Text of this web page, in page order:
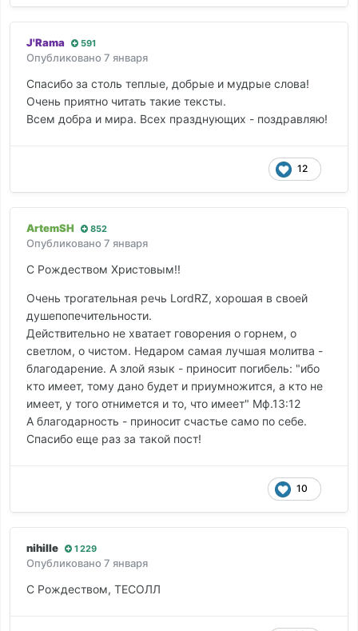
J'Rama 591
Опубликовано 7 января
Спасибо за столь теплые, добрые и мудрые слова!
Очень приятно читать такие тексты.
Всем добра и мира. Всех празднующих - поздравляю!
12
ArtemSH 852
Опубликовано 7 января
С Рождеством Христовым!!
Очень трогательная речь LordRZ, хорошая в своей
душепопечительности.
Действительно не хватает говорения о горнем, о
светлом, о чистом. Недаром самая лучшая молитва -
благодарение. А злой язык - приносит погибель: "ибо
кто имеет, тому дано будет и приумножится, а кто не
имеет, у того отнимется и то, что имеет" Мф.13:12
А благодарность - приносит счастье само по себе.
Спасибо еще раз за такой пост!
10
nihille 1 229
Опубликовано 7 января
С Рождеством, ТЕСОЛЛ